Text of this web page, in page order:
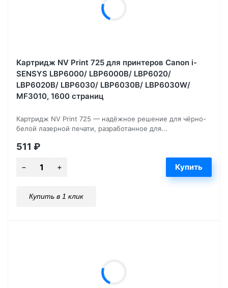
Картридж NV Print 725 для принтеров Canon i-
SENSYS LBP6000/ LBP6000B/ LBP6020/
LBP6020B/ LBP6030/ LBP6030B/ LBP6030W/
MF3010, 1600 страниц
Картридж NV Print 725 — надёжное решение для чёрно-
белой лазерной печати, разработанное для...
511 ₽
Купить в 1 клик